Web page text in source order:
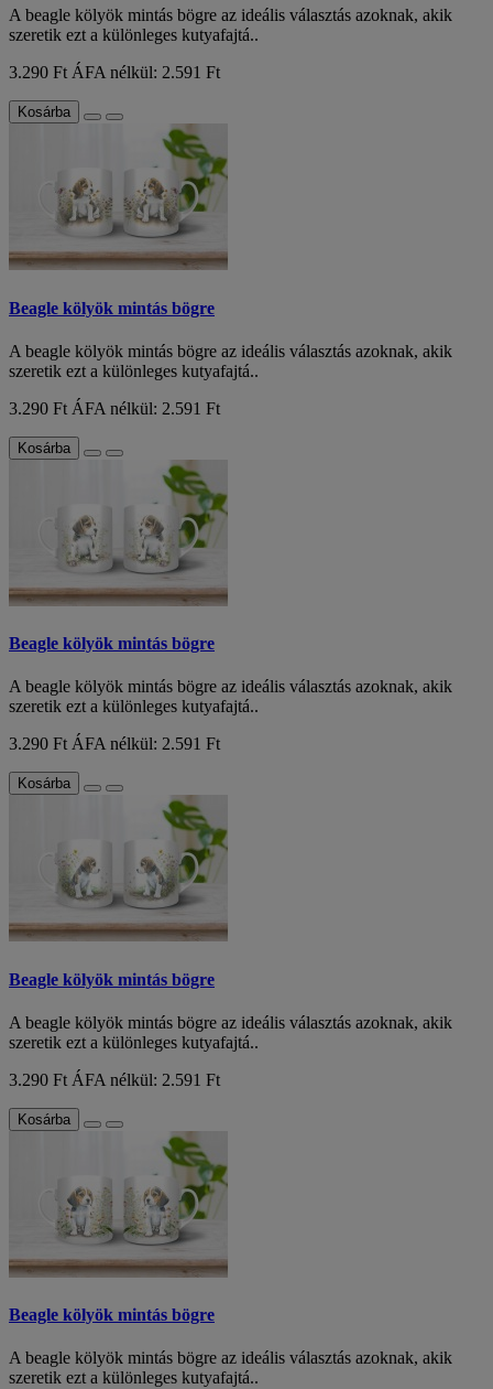
A beagle kölyök mintás bögre az ideális választás azoknak, akik
szeretik ezt a különleges kutyafajtá..
3.290 Ft ÁFA nélkül: 2.591 Ft
Kosárba
Beagle kölyök mintás bögre
A beagle kölyök mintás bögre az ideális választás azoknak, akik
szeretik ezt a különleges kutyafajtá..
3.290 Ft ÁFA nélkül: 2.591 Ft
Kosárba
Beagle kölyök mintás bögre
A beagle kölyök mintás bögre az ideális választás azoknak, akik
szeretik ezt a különleges kutyafajtá..
3.290 FtÁFA nélkül: 2.591 Ft
Kosárba
Beagle kölyök mintás bögre
A beagle kölyök mintás bögre az ideális választás azoknak, akik
szeretik ezt a különleges kutyafajtá..
3.290 Ft ÁFA nélkül: 2.591 Ft
Kosárba
Beagle kölyök mintás bögre
A beagle kölyök mintás bögre az ideális választás azoknak, akik
szeretik ezt a különleges kutyafajtá..